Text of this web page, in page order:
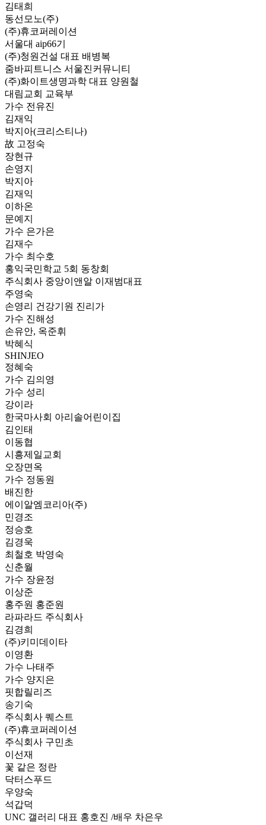
김태희
동선모노(주)
(주)휴코퍼레이션
서울대 aip66기
(주)청원건설 대표 배병복
줌바피트니스 서울진커뮤니티
(주)화이트생명과학 대표 양원철
대림교회 교육부
가수 전유진
김재익
박지아(크리스티나)
故 고정숙
장현규
손영지
박지아
김재익
이하온
문예지
가수 은가은
김재수
가수 최수호
홍익국민학교 5회 동창회
주식회사 중앙이앤알 이재범대표
주영숙
손영리 건강기원 진리가
가수 진해성
손유안, 옥준휘
박혜식
SHINJEO
정혜숙
가수 김의영
가수 성리
강이라
한국마사회 아리솔어린이집
김인태
이동협
시흥제일교회
오장면옥
가수 정동원
배진한
에이알엠코리아(주)
민경조
정승호
김경욱
최철호 박영숙
신춘월
가수 장윤정
이상준
홍주원 홍준원
라파라드 주식회사
김경희
(주)키미데이타
이영환
가수 나태주
가수 양지은
핏합릴리즈
송기숙
주식회사 퀘스트
(주)휴코퍼레이션
주식회사 구민초
이선재
꽃 같은 정란
닥터스푸드
우양숙
석갑덕
UNC 갤러리 대표 홍호진 /배우 차은우